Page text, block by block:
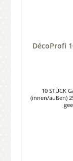
DécoProfi
10 STÜCK
(innen/außen)